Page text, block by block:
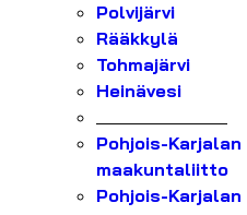
Polvijärvi
Rääkkylä
Tohmajärvi
Heinävesi
Pohjois-Karjalan
maakuntaliitto
Pohjois-Karjalan